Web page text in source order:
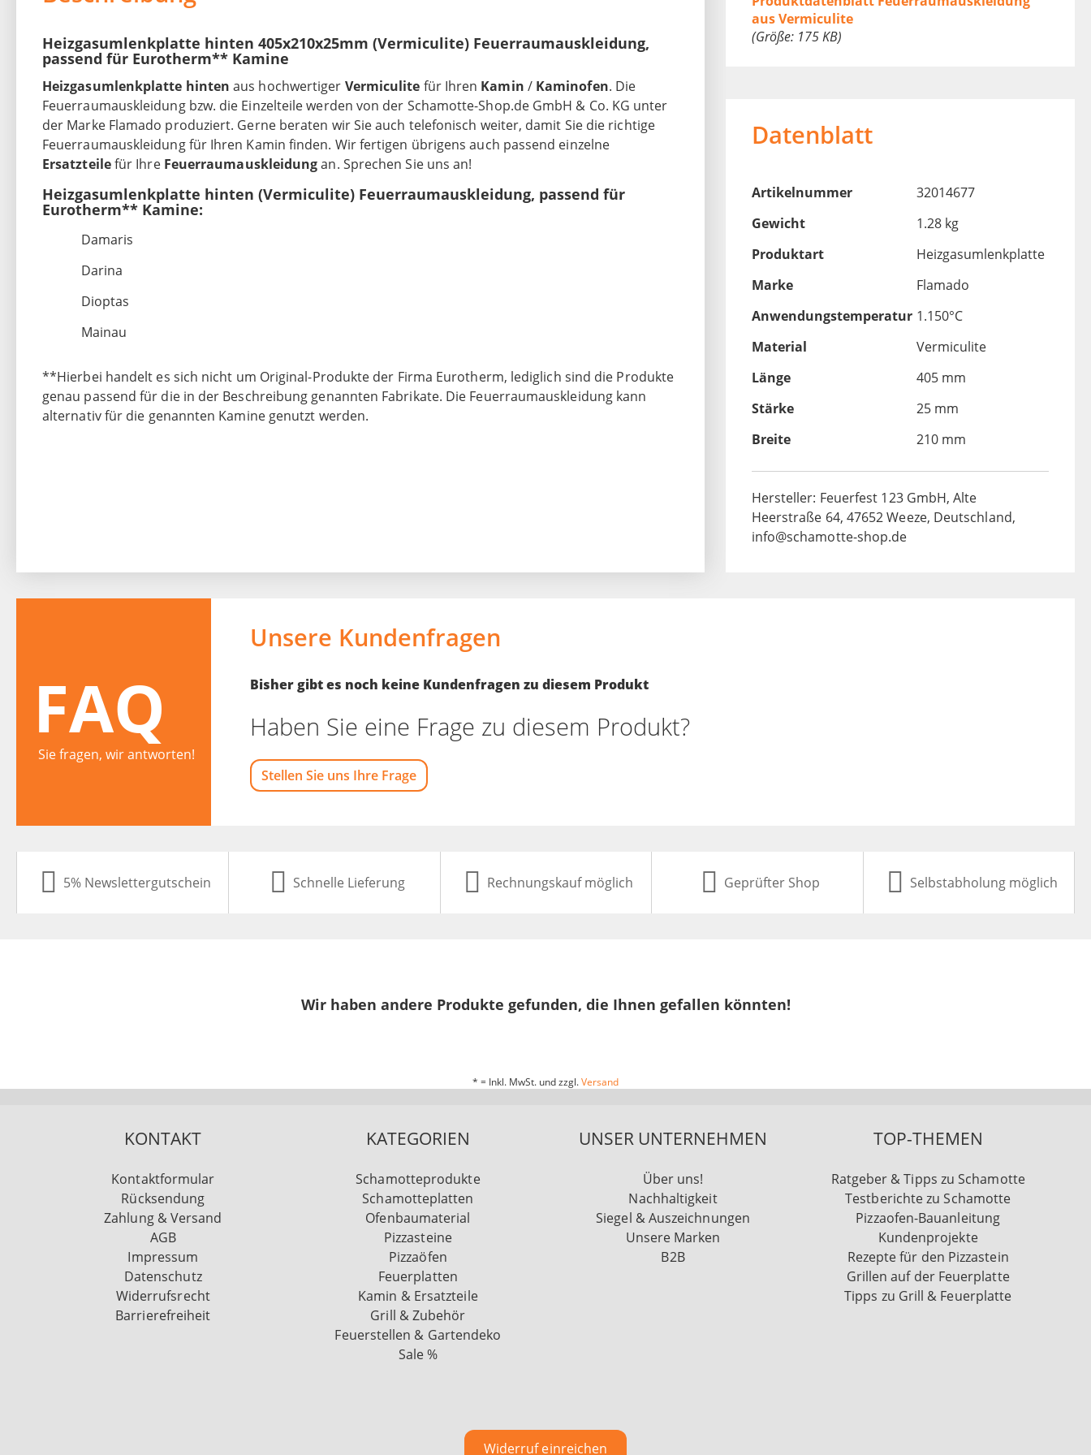
Heizgasumlenkplatte hinten 405x210x25mm (Vermiculite) Feuerraumauskleidung,
passend für Eurotherm** Kamine
Heizgasumlenkplatte hintenaus hochwertiger Vermiculite für Ihren Kamin / Kaminofen. Die
Feuerraumauskleidung bzw. die Einzelteile werden von der Schamotte-Shop.de GmbH & Co. KG unter
der Marke Flamado produziert. Gerne beraten wir Sie auch telefonisch weiter, damit Sie die richtige
Feuerraumauskleidung für Ihren Kamin finden. Wir fertigen übrigens auch passend einzelne
Ersatzteilefür Ihre Feuerraumauskleidungan. Sprechen Sie uns an!
Heizgasumlenkplatte hinten (Vermiculite) Feuerraumauskleidung, passend für
Eurotherm** Kamine:
Damaris
Darina
Dioptas
Mainau
**Hierbei handelt es sich nicht um Original-Produkte der Firma Eurotherm, lediglich sind die Produkte
genau passend für die in der Beschreibung genannten Fabrikate. Die Feuerraumauskleidung kann
alternativ für die genannten Kamine genutzt werden.
aus Vermiculite
(Größe: 175 KB)
Datenblatt
Artikelnummer
32014677
Gewicht
1.28 kg
Produktart
Heizgasumlenkplatte
Marke
Flamado
Anwendungstemperatur 1.150°C
Material
Vermiculite
Länge
405 mm
Stärke
25 mm
Breite
210 mm
Hersteller: Feuerfest 123 GmbH, Alte
Heerstraße 64, 47652 Weeze, Deutschland,
info@schamotte-shop.de
FAQ
Sie fragen, wir antworten!
Unsere Kundenfragen
Bisher gibt es noch keine Kundenfragen zu diesem Produkt
Haben Sie eine Frage zu diesem Produkt?
Stellen Sie uns Ihre Frage
5% Newslettergutschein Schnelle Lieferung Rechnungskauf möglich Geprüfter Shop Selbstabholung möglich
Wir haben andere Produkte gefunden, die Ihnen gefallen könnten!
* = Inkl. MwSt. und zzgl.Versand
KONTAKT
Kontaktformular
Rücksendung
Zahlung & Versand
AGB
Impressum
Datenschutz
Widerrufsrecht
Barrierefreiheit
KATEGORIEN
Schamotteprodukte
Schamotteplatten
Ofenbaumaterial
Pizzasteine
Pizzaöfen
Feuerplatten
Kamin & Ersatzteile
Grill & Zubehör
Feuerstellen & Gartendeko
Sale %
UNSER UNTERNEHMEN
Über uns!
Nachhaltigkeit
Siegel & Auszeichnungen
Unsere Marken
B2B
TOP-THEMEN
Ratgeber & Tipps zu Schamotte
Testberichte zu Schamotte
Pizzaofen-Bauanleitung
Kundenprojekte
Rezepte für den Pizzastein
Grillen auf der Feuerplatte
Tipps zu Grill & Feuerplatte
Widerruf einreichen